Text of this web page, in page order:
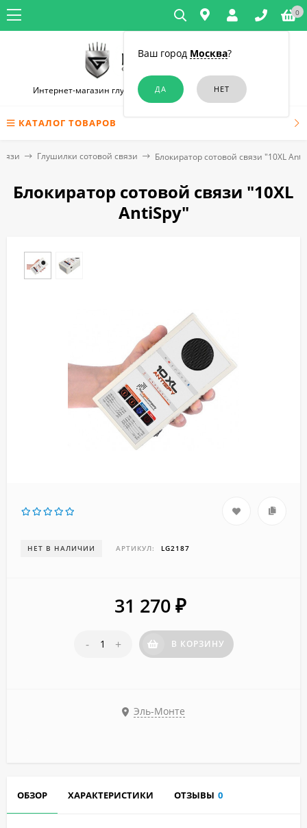
Ваш город Москва?
0
Интернет-магазин глушилок связи и диктофонов в Москве
КАТАЛОГ ТОВАРОВ
Глушилки сотовой связи Блокиратор сотовой связи "10XL
Блокиратор сотовой связи "10XL
AntiSpy"
НЕТ В НАЛИЧИИ АРТИКУЛ: LG2187
31 270 ₽
- + В КОРЗИНУ
Эль-Монте
ОБЗОР ХАРАКТЕРИСТИКИ ОТЗЫВЫ 0